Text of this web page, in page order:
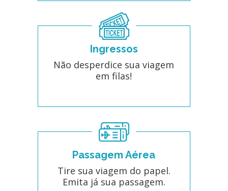
Ingressos
Não desperdice sua viagem
em filas!
Passagem Aérea
Tire sua viagem do papel.
Emita já sua passagem.